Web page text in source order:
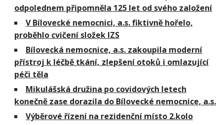
odpolednem připomněla 125 let od svého založení
V Bílovecké nemocnici, a.s. fiktivně hořelo,
proběhlo cvičení složek IZS
Bílovecká nemocnice, a.s. zakoupila moderní
přístroj k léčbě tkání, zlepšení otoků i omlazující
péči těla
Mikulášská družina po covidových letech
konečně zase dorazila do Bílovecké nemocnice, a.s.
Výběrové řízení na rezidenční místo 2.kolo